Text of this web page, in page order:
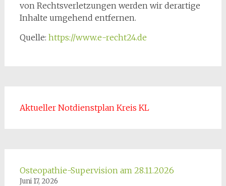
von Rechtsverletzungen werden wir derartige
Inhalte umgehend entfernen.
Quelle: https://www.e-recht24.de
Aktueller Notdienstplan Kreis KL
Osteopathie-Supervision am 28.11.2026
Juni 17, 2026